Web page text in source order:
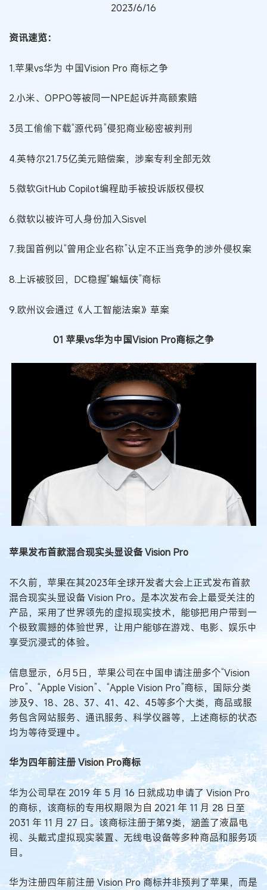
2023/6/16
资讯速览：
1.苹果vs华为 中国Vision Pro 商标之争
2.小米、OPPO等被同一NPE起诉并高额索赔
3员工偷偷下载“源代码”侵犯商业秘密被判刑
4.英特尔21.75亿美元赔偿案，涉案专利全部无效
5.微软GitHub Copilot编程助手被投诉版权侵权
6.微软以被许可人身份加入Sisvel
7.我国首例以“曾用企业名称”认定不正当竞争的涉外侵权案
8.上诉被驳回，DC稳握“蝙蝠侠”商标
9.欧州议会通过《人工智能法案》草案
01 苹果vs华为中国Vision Pro商标之争
苹果发布首款混合现实头显设备 Vision Pro
不久前，苹果在其2023年全球开发者大会上正式发布首款
混合现实头显设备 Vision Pro。是本次发布会上最受关注的
产品，采用了世界领先的虚拟现实技术，能够把用户带到一
个极致震撼的体验世界，让用户能够在游戏、电影、娱乐中
享受沉浸式的体验。
信息显示，6月5日，苹果公司在中国申请注册多个“Vision
Pro”、“Apple Vision”、“Apple Vision Pro”商标，国际分类
涉及9、18、28、37、41、42、45等多个大类，商品或服
务包含网站服务、通讯服务、科学仪器等，上述商标的状态
均为等待受理中。
华为四年前注册 Vision Pro商标
华为公司早在 2019 年 5 月 16 日就成功申请了 Vision Pro
的商标，该商标的专用权期限为自 2021 年 11 月 28 日至
2031 年 11 月 27 日。该商标注册于第9类，涵盖了液晶电
视、头戴式虚拟现实装置、无线电设备等多种商品和服务项
目。
华为注册四年前注册 Vision Pro 商标并非预判了苹果，而是